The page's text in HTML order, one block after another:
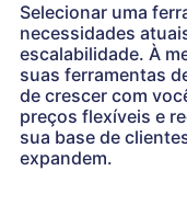
Selecionar uma
necessidades
escalabilidade. À
suas ferramentas
de crescer com
preços flexíveis e
sua base de
expandem.